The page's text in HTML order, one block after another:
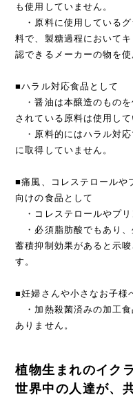
も使用していません。
・原料に使用しているグ
料で、製糖過程において
認できるメーカーの物を使
■ハラル対応食品として
・醤油は本醸造のものを
されている原料は使用して
・原料的にはハラル対応
に取得していません。
■痛風、コレステロールや
向けの食品として
・コレステロールやプリ
・必須脂肪酸でもあり、
蓄積抑制効果があると示
す。
■妊婦さんや小さなお子様
・加熱殺菌済みの加工食
ありません。
植物生まれのイク
世界中の人達が、